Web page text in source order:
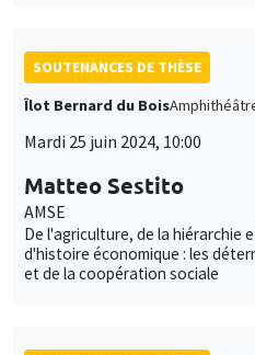
SOUTENANCES DE THÈSE
Îlot Bernard du Bois
Mardi 25 juin 2024, 10:00
Matteo Sestito
AMSE
De l'agriculture, de la hiérarchie
d'histoire économique : les
et de la coopération sociale